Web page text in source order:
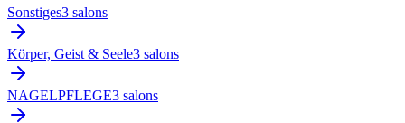
Sonstiges3 salons
Körper, Geist & Seele3 salons
NAGELPFLEGE3 salons